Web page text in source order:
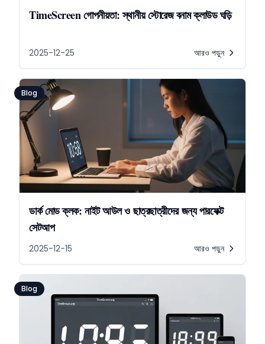
TimeScreen গোপনীয়তা: স্থানীয় স্টোরেজ বনাম ক্লাউড ঘড়ি
2025-12-25 আরও পড়ুন
Blog
ডার্ক মোড ক্লক: নাইট আউল ও ছাত্রছাত্রীদের জন্য পারফেক্ট
সেটআপ
2025-12-15 আরও পড়ুন
Blog